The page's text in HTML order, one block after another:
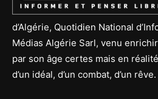
d’Algérie, Quotidien National
Médias Algérie Sarl, venu
par son âge certes mais en
d’un idéal, d’un combat, d’un rêve.